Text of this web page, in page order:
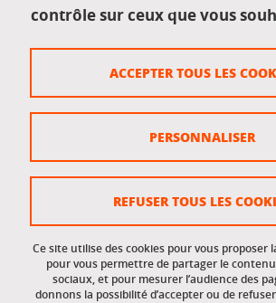
Données personnelles
Crédits
Gestion des cookies
Accessibilité : non conforme
Accès réservés
Intranet des étudiants et des
contrôle sur ceux que vous
Ce site utilise des cookies pour vous proposer
pour vous permettre de partager le
sociaux, et pour mesurer l’audience des
donnons la possibilité d’accepter ou de
ACCEPTER TOUS LES
REFUSER TOUS LES
PERSONNALISER